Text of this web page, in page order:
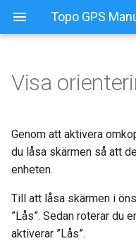
Visa
Genom att aktivera
du låsa skärmen så att
enheten.
Till att låsa skärmen i
”Lås”. Sedan roterar du
aktiverar ”Lås”.